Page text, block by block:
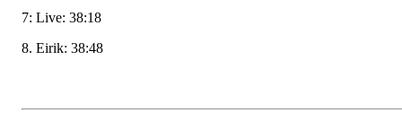
7: Live: 38:18
8. Eirik: 38:48